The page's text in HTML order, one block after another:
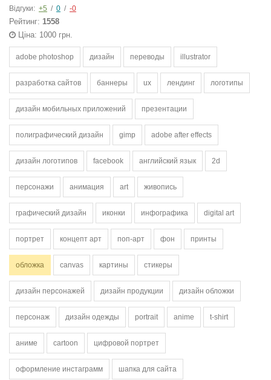
Відгуки: +5 / 0 / -0
Рейтинг: 1558
Ціна: 1000 грн.
adobe photoshop дизайн переводы illustrator
разработка сайтов баннеры ux лендинг логотипы
дизайн мобильных приложений презентации
полиграфический дизайн gimp adobe after effects
дизайн логотипов facebook английский язык 2d
персонажи анимация art живопись
графический дизайн иконки инфографика digital art
портрет концепт арт поп-арт фон принты
обложка canvas картины стикеры
дизайн персонажей дизайн продукции дизайн обложки
персонаж дизайн одежды portrait anime t-shirt
аниме cartoon цифровой портрет
оформление инстаграмм шапка для сайта